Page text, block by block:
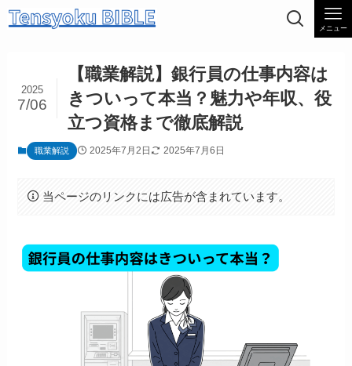
メニュー
【職業解説】銀行員の仕事内容は
きついって本当？魅力や年収、役
立つ資格まで徹底解説
2025
7/06
職業解説 2025年7月2日 2025年7月6日
当ページのリンクには広告が含まれています。